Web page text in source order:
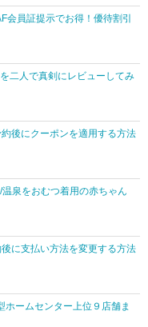
会員証提示でお得！優待割引
二人で真剣にレビューしてみ
後にクーポンを適用する方法
泉をおむつ着用の赤ちゃん
に支払い方法を変更する方法
ホームセンター上位９店舗ま